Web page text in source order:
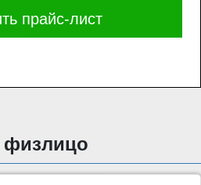
прайс-лист
физлицо